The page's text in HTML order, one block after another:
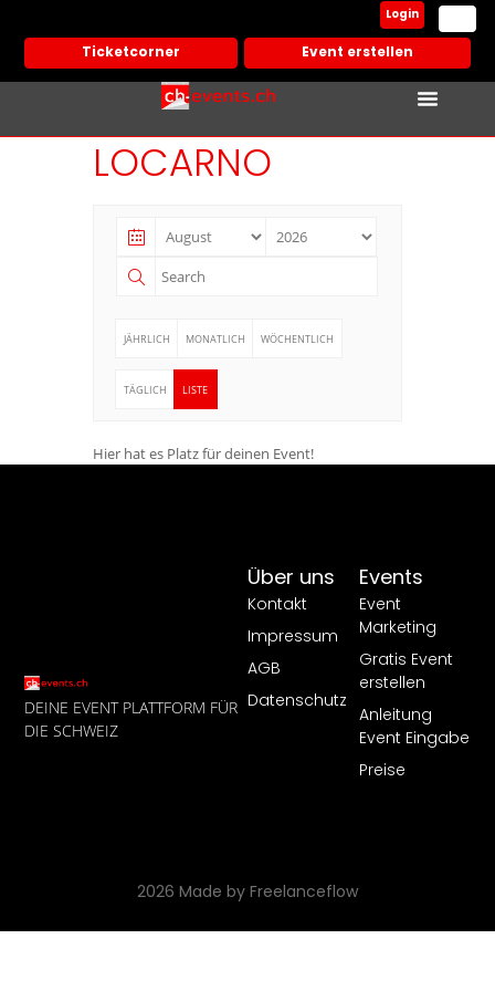
Ticketcorner Event erstellen
Login
LOCARNO
JÄHRLICH MONATLICH WÖCHENTLICH
TÄGLICH LISTE
Hier hat es Platz für deinen Event!
DEINE EVENT PLATTFORM FÜR
DIE SCHWEIZ
Events
Event
Marketing
Gratis Event
erstellen
Anleitung
Event Eingabe
Preise
Über uns
Kontakt
Impressum
AGB
Datenschutz
2026 Made by Freelanceflow